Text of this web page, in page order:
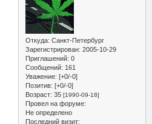
Откуда: Санкт-Петербург
Зарегистрирован: 2005-10-29
Приглашений: 0
Сообщений: 161
Уважение: [+0/-0]
Позитив: [+0/-0]
Возраст: 35 [1990-09-18]
Провел на форуме:
Не определено
Последний визит: